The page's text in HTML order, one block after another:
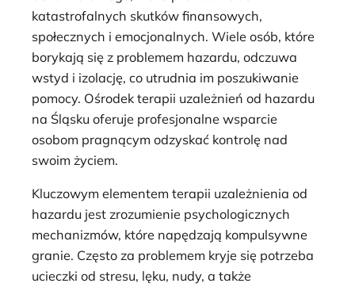
katastrofalnych skutków finansowych,
społecznych i emocjonalnych. Wiele osób, które
borykają się z problemem hazardu, odczuwa
wstyd i izolację, co utrudnia im poszukiwanie
pomocy. Ośrodek terapii uzależnień od hazardu
na Śląsku oferuje profesjonalne wsparcie
osobom pragnącym odzyskać kontrolę nad
swoim życiem.
Kluczowym elementem terapii uzależnienia od
hazardu jest zrozumienie psychologicznych
mechanizmów, które napędzają kompulsywne
granie. Często za problemem kryje się potrzeba
ucieczki od stresu, lęku, nudy, a także